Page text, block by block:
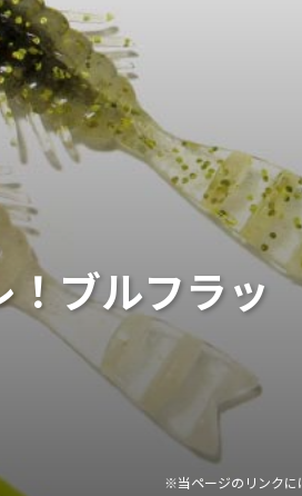
ブルフラッ
※当ページのリンクに